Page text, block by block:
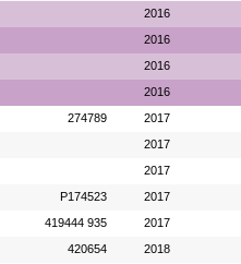
2016
2016
2016
2016
274789 2017
2017
2017
P174523 2017
419444 935 2017
420654 2018